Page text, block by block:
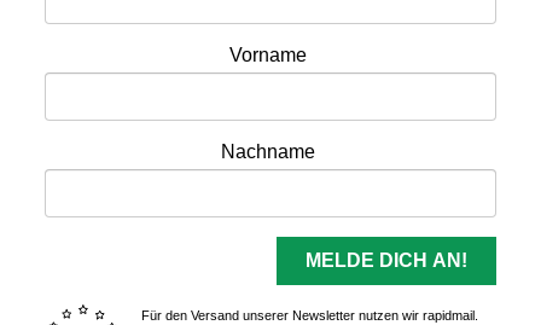
Vorname
Nachname
MELDE DICH AN!
Für den Versand unserer Newsletter nutzen wir rapidmail.